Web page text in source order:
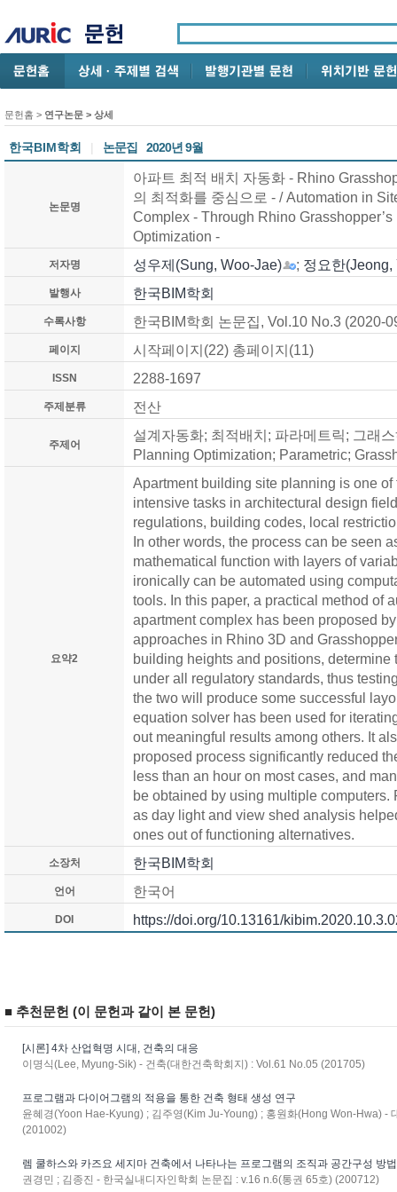
문헌홈 > 연구논문 > 상세
한국BIM학회 | 논문집 2020년 9월
논문명
아파트 최적 배치 자동화 - Rhino
의 최적화를 중심으로 - / Automation in
Complex - Through Rhino
Optimization -
저자명 성우제(Sung, Woo-Jae) ; 정요한(Jeong,
발행사 한국BIM학회
수록사항 한국BIM학회 논문집, Vol.10 No.3 (2020-
페이지 시작페이지(22) 총페이지(11)
ISSN 2288-1697
주제분류 전산
주제어
설계자동화; 최적배치; 파라메트릭; 그래
Planning Optimization; Parametric;
요약2
Apartment building site planning is one
intensive tasks in architectural design
regulations, building codes, local
In other words, the process can be seen
mathematical function with layers of
ironically can be automated using
tools. In this paper, a practical method of
apartment complex has been proposed
approaches in Rhino 3D and
building heights and positions,
under all regulatory standards, thus
the two will produce some successful
equation solver has been used for
out meaningful results among others. It
proposed process significantly reduced
less than an hour on most cases, and
be obtained by using multiple
as day light and view shed analysis
ones out of functioning alternatives.
소장처 한국BIM학회
언어 한국어
DOI https://doi.org/10.13161/
■ 추천문헌 (이 문헌과 같이 본 문헌)
[시론] 4차 산업혁명 시대, 건축의 대응
이명식(Lee, Myung-Sik) - 건축(대한건축학회지) : Vol.61 No.05 (201705)
프로그램과 다이어그램의 적용을 통한 건축 형태 생성 연구
윤혜경(Yoon Hae-Kyung) ; 김주영(Kim Ju-Young) ; 홍원화(Hong Won-Hwa) -
(201002)
렘 쿨하스와 카즈요 세지마 건축에서 나타나는 프로그램의 조직과 공간구성 방
권경민 ; 김종진 - 한국실내디자인학회 논문집 : v.16 n.6(통권 65호) (200712)